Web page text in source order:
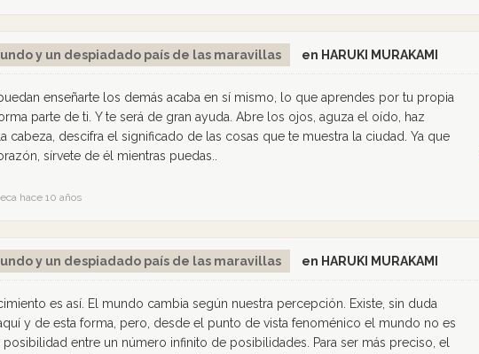
y un despiadado país de las maravillas en HARUKI MURAKAMI
enseñarte los demás acaba en sí mismo, lo que aprendes por tu propia
parte de ti. Y te será de gran ayuda. Abre los ojos, aguza el oído, haz
cabeza, descifra el significado de las cosas que te muestra la ciudad. Ya que
sírvete de él mientras puedas..
hace 10 años
y un despiadado país de las maravillas en HARUKI MURAKAMI
es así. El mundo cambia según nuestra percepción. Existe, sin duda
y de esta forma, pero, desde el punto de vista fenoménico el mundo no es
posibilidad entre un número infinito de posibilidades. Para ser más preciso, el